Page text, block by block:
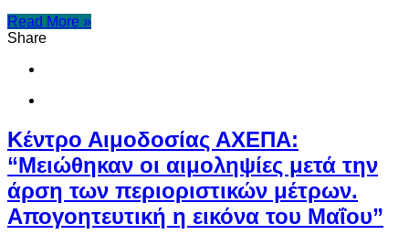
Read More »
Share
Κέντρο Αιμοδοσίας ΑΧΕΠΑ:
“Μειώθηκαν οι αιμοληψίες μετά την
άρση των περιοριστικών μέτρων.
Απογοητευτική η εικόνα του Μαΐου”